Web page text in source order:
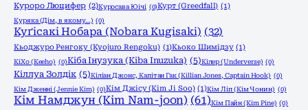
Куроро Люцифер (2)Куросава Юічі (0)Курт (Greedfall) (1)
Куряка (Дім, в якому…) (0)
Куґісакі Нобара (Nobara Kugisaki) (32)
Кьоджуро Ренгоку (Kyojuro Rengoku) (1)Кьоко Шимідзу (1)
КіХо (Keeho) (0)Кіба Інузука (Kiba Inuzuka) (5)Кілер (Underverse) (0)
Кіллуа Золдік (5)Кіліан Джонс, Капітан Гак (Killian Jones, Captain Hook) (0)
Кім Дженні (Jennie Kim) (0)Кім Джісу (Kim Ji Soo) (1)Кім Ліп (Кім Чонин) (0)
Кім Намджун (Kim Nam-joon) (61)Кім Пайн (Kim Pine) (0)